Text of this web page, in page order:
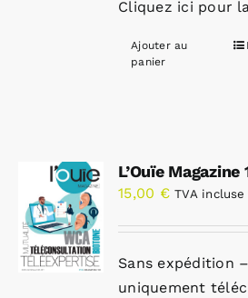
Cliquez ici pour
Ajouter au
panier
L’Ouïe
15,00 € TVA incluse
Sans expédition
uniquement